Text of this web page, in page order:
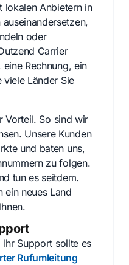
lokalen Anbietern in
oder
Carrier
Rechnung, ein
viele Länder Sie
Vorteil. So sind wir
Unsere Kunden
und baten uns,
zu folgen.
tun es seitdem.
ein neues Land
Ihr Support sollte es
Rufumleitung